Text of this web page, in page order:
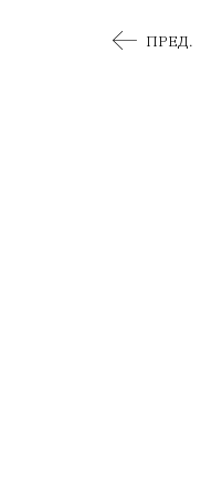
ПРЕД.